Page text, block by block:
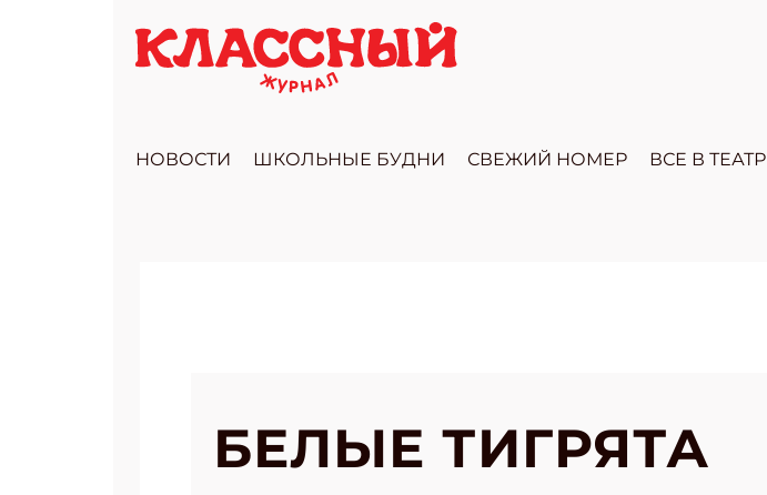
НОВОСТИ ШКОЛЬНЫЕ БУДНИ СВЕЖИЙ НОМЕР ВСЕ В ТЕАТР
БЕЛЫЕ ТИГРЯТА